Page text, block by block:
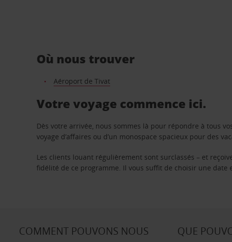
Où nous trouver
Aéroport de Tivat
Votre voyage commence ici.
Dès votre arrivée, nous sommes là pour répondre à tous
voyage d’affaires ou d’un monospace spacieux pour des
Les clients louant régulièrement sont surclassés – et
fidélité de ce programme. Il vous suffit de choisir une
COMMENT POUVONS NOUS
QUE